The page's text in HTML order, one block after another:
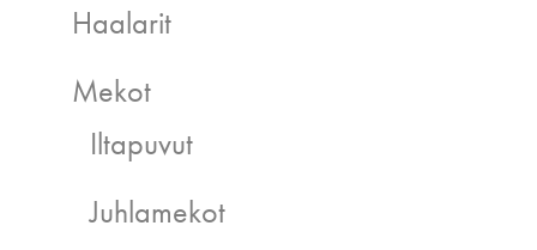
Haalarit
Mekot
Iltapuvut
Juhlamekot